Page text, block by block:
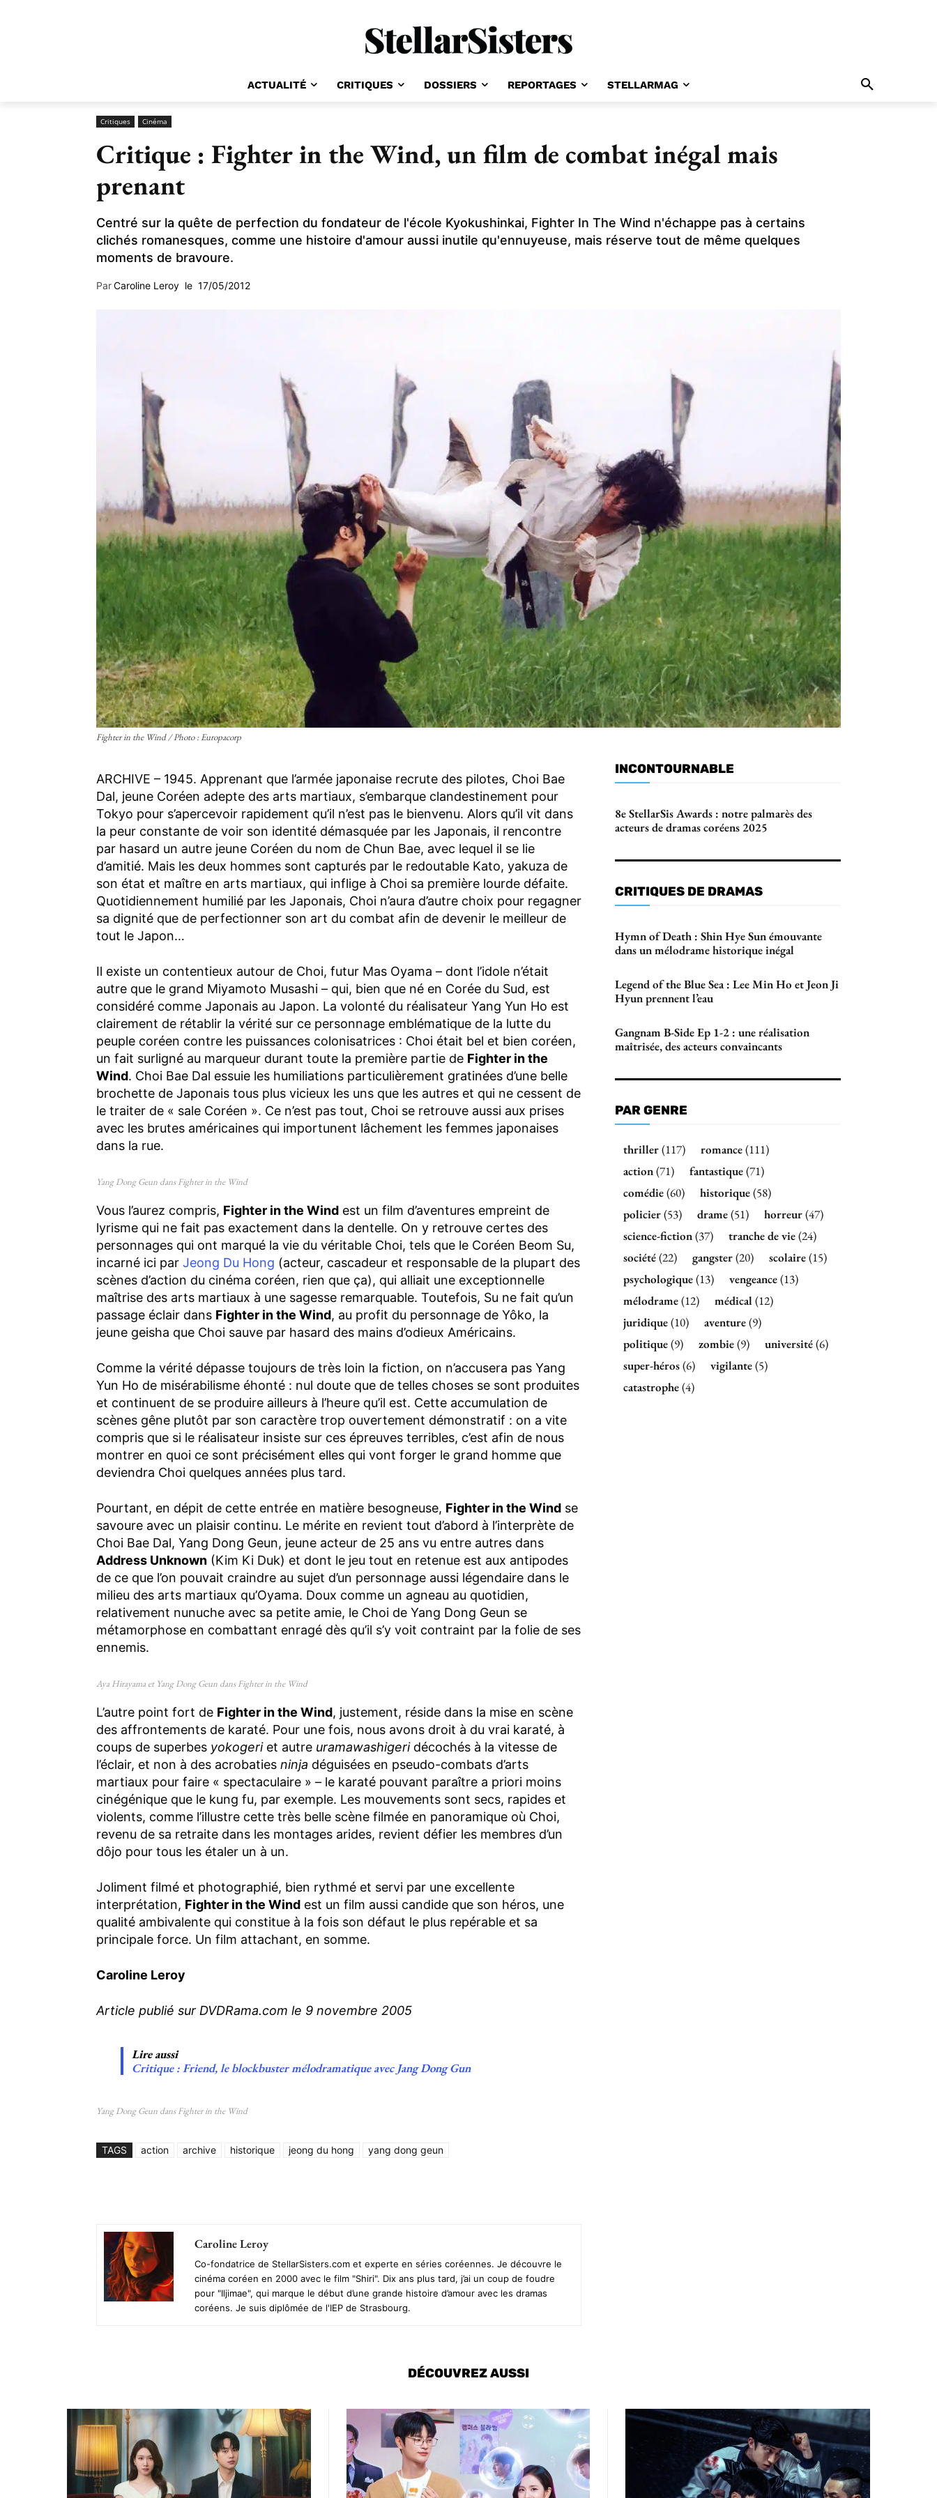
ACTUALITÉ CRITIQUES DOSSIERS REPORTAGES STELLARMAG
Critiques Cinéma
Critique : Fighter in the Wind, un film de combat inégal mais
prenant
Centré sur la quête de perfection du fondateur de l'école Kyokushinkai, Fighter In The Wind n'échappe pas à certains
clichés romanesques, comme une histoire d'amour aussi inutile qu'ennuyeuse, mais réserve tout de même quelques
moments de bravoure.
ParCaroline Leroy le 17/05/2012
Fighter in the Wind / Photo : Europacorp
ARCHIVE – 1945. Apprenant que l’armée japonaise recrute des pilotes, Choi Bae
Dal, jeune Coréen adepte des arts martiaux, s’embarque clandestinement pour
Tokyo pour s’apercevoir rapidement qu’il n’est pas le bienvenu. Alors qu’il vit dans
la peur constante de voir son identité démasquée par les Japonais, il rencontre
par hasard un autre jeune Coréen du nom de Chun Bae, avec lequel il se lie
d’amitié. Mais les deux hommes sont capturés par le redoutable Kato, yakuza de
son état et maître en arts martiaux, qui inflige à Choi sa première lourde défaite.
Quotidiennement humilié par les Japonais, Choi n’aura d’autre choix pour regagner
sa dignité que de perfectionner son art du combat afin de devenir le meilleur de
tout le Japon…
Il existe un contentieux autour de Choi, futur Mas Oyama – dont l’idole n’était
autre que le grand Miyamoto Musashi – qui, bien que né en Corée du Sud, est
considéré comme Japonais au Japon. La volonté du réalisateur Yang Yun Ho est
clairement de rétablir la vérité sur ce personnage emblématique de la lutte du
peuple coréen contre les puissances colonisatrices : Choi était bel et bien coréen,
un fait surligné au marqueur durant toute la première partie de Fighter in the
Wind. Choi Bae Dal essuie les humiliations particulièrement gratinées d’une belle
brochette de Japonais tous plus vicieux les uns que les autres et qui ne cessent de
le traiter de « sale Coréen ». Ce n’est pas tout, Choi se retrouve aussi aux prises
avec les brutes américaines qui importunent lâchement les femmes japonaises
dans la rue.
Yang Dong Geun dans Fighter in the Wind
Vous l’aurez compris, Fighter in the Wind est un film d’aventures empreint de
lyrisme qui ne fait pas exactement dans la dentelle. On y retrouve certes des
personnages qui ont marqué la vie du véritable Choi, tels que le Coréen Beom Su,
incarné ici par Jeong Du Hong (acteur, cascadeur et responsable de la plupart des
scènes d’action du cinéma coréen, rien que ça), qui alliait une exceptionnelle
maîtrise des arts martiaux à une sagesse remarquable. Toutefois, Su ne fait qu’un
passage éclair dans Fighter in the Wind, au profit du personnage de Yôko, la
jeune geisha que Choi sauve par hasard des mains d’odieux Américains.
Comme la vérité dépasse toujours de très loin la fiction, on n’accusera pas Yang
Yun Ho de misérabilisme éhonté : nul doute que de telles choses se sont produites
et continuent de se produire ailleurs à l’heure qu’il est. Cette accumulation de
scènes gêne plutôt par son caractère trop ouvertement démonstratif : on a vite
compris que si le réalisateur insiste sur ces épreuves terribles, c’est afin de nous
montrer en quoi ce sont précisément elles qui vont forger le grand homme que
deviendra Choi quelques années plus tard.
Pourtant, en dépit de cette entrée en matière besogneuse, Fighter in the Wind se
savoure avec un plaisir continu. Le mérite en revient tout d’abord à l’interprète de
Choi Bae Dal, Yang Dong Geun, jeune acteur de 25 ans vu entre autres dans
Address Unknown (Kim Ki Duk) et dont le jeu tout en retenue est aux antipodes
de ce que l’on pouvait craindre au sujet d’un personnage aussi légendaire dans le
milieu des arts martiaux qu’Oyama. Doux comme un agneau au quotidien,
relativement nunuche avec sa petite amie, le Choi de Yang Dong Geun se
métamorphose en combattant enragé dès qu’il s’y voit contraint par la folie de ses
ennemis.
Aya Hirayama et Yang Dong Geun dans Fighter in the Wind
L’autre point fort de Fighter in the Wind, justement, réside dans la mise en scène
des affrontements de karaté. Pour une fois, nous avons droit à du vrai karaté, à
coups de superbes yokogeriet autre uramawashigeridécochés à la vitesse de
l’éclair, et non à des acrobaties ninja déguisées en pseudo-combats d’arts
martiaux pour faire « spectaculaire » – le karaté pouvant paraître a priori moins
cinégénique que le kung fu, par exemple. Les mouvements sont secs, rapides et
violents, comme l’illustre cette très belle scène filmée en panoramique où Choi,
revenu de sa retraite dans les montages arides, revient défier les membres d’un
dôjo pour tous les étaler un à un.
Joliment filmé et photographié, bien rythmé et servi par une excellente
interprétation, Fighter in the Wind est un film aussi candide que son héros, une
qualité ambivalente qui constitue à la fois son défaut le plus repérable et sa
principale force. Un film attachant, en somme.
Caroline Leroy
Article publié sur DVDRama.com le 9 novembre 2005
Lire aussi
Critique : Friend, le blockbuster mélodramatique avec Jang Dong Gun
Yang Dong Geun dans Fighter in the Wind
TAGS action archive historique jeong du hong yang dong geun
Caroline Leroy
Co-fondatrice de StellarSisters.com et experte en séries coréennes. Je découvre le
cinéma coréen en 2000 avec le film "Shiri". Dix ans plus tard, j’ai un coup de foudre
pour "Iljimae", qui marque le début d’une grande histoire d’amour avec les dramas
coréens. Je suis diplômée de l'IEP de Strasbourg.
INCONTOURNABLE
8e StellarSis Awards : notre palmarès des
acteurs de dramas coréens 2025
CRITIQUES DE DRAMAS
Hymn of Death : Shin Hye Sun émouvante
dans un mélodrame historique inégal
Legend of the Blue Sea : Lee Min Ho et Jeon Ji
Hyun prennent l’eau
Gangnam B-Side Ep 1-2 : une réalisation
maîtrisée, des acteurs convaincants
PAR GENRE
thriller(117) romance(111)
action(71) fantastique(71)
comédie(60) historique(58)
policier(53) drame(51) horreur(47)
science-fiction(37) tranche de vie(24)
société(22) gangster(20) scolaire(15)
psychologique(13) vengeance(13)
mélodrame(12) médical(12)
juridique(10) aventure(9)
politique(9) zombie(9) université(6)
super-héros(6) vigilante(5)
catastrophe(4)
DÉCOUVREZ AUSSI